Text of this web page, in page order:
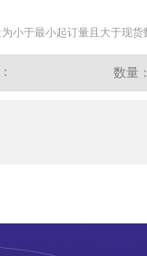
小于最小起订量且大于现
数量